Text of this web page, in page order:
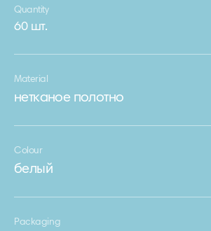
Quantity
60 шт.
Material
нетканое полотно
Colour
белый
Packaging